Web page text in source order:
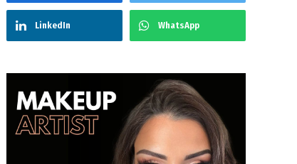
LinkedIn WhatsApp